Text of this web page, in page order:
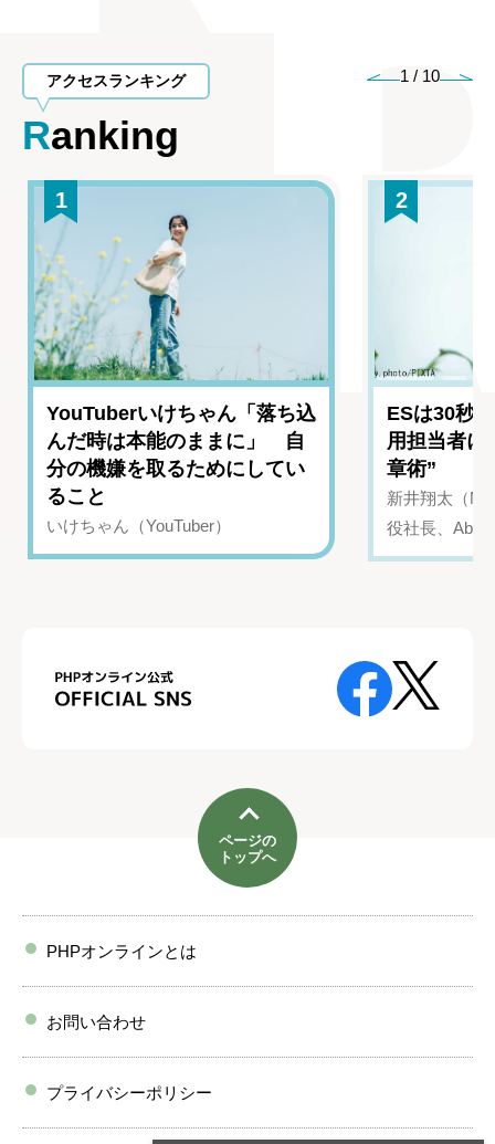
アクセスランキング
Ranking
1 / 10
1
YouTuberいけちゃん「落ち込
んだ時は本能のままに」 自
分の機嫌を取るためにしてい
ること
いけちゃん（YouTuber）
2
ESは30秒
用担当者に
章術”
新井翔太（
役社長、
ページの
トップへ
PHPオンラインとは
お問い合わせ
プライバシーポリシー